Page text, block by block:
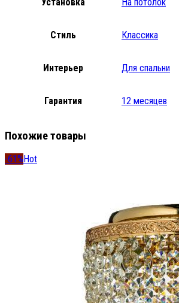
Стиль Классика
Интерьер Для спальни
Гарантия 12 месяцев
Похожие товары
-61% Hot